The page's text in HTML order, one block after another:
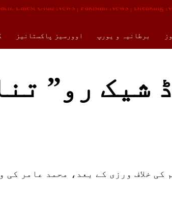
برطانیہ و یورپ اوورسیز پاکستانیز
شیک رو”
کی خلاف ورزی کے بعد، محمد عامر کی